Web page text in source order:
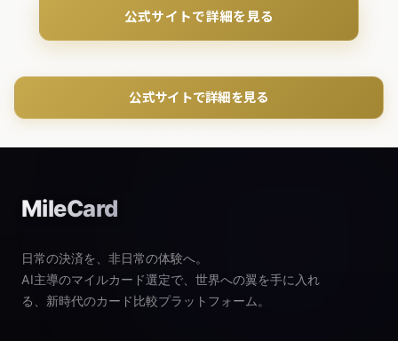
公式サイトで詳細を見る
公式サイトで詳細を見る
MileCard
日常の決済を、非日常の体験へ。
AI主導のマイルカード選定で、世界への翼を手に入れ
る、新時代のカード比較プラットフォーム。